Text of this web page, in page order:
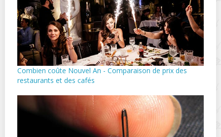
Combien coûte Nouvel An - Comparaison de prix des
restaurants et des cafés